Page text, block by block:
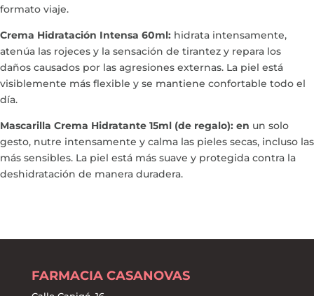
formato viaje.
Crema Hidratación Intensa 60ml: hidrata intensamente,
atenúa las rojeces y la sensación de tirantez y repara los
daños causados por las agresiones externas. La piel está
visiblemente más flexible y se mantiene confortable todo el
día.
Mascarilla Crema Hidratante 15ml (de regalo): en un solo
gesto, nutre intensamente y calma las pieles secas, incluso las
más sensibles. La piel está más suave y protegida contra la
deshidratación de manera duradera.
FARMACIA CASANOVAS